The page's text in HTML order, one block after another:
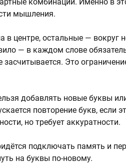
мышления.
центре, остальные — вокруг
— в каждом слове
Это
добавлять новые буквы
повторение букв, если
но требует аккуратности.
подключать память и
на буквы по-новому.